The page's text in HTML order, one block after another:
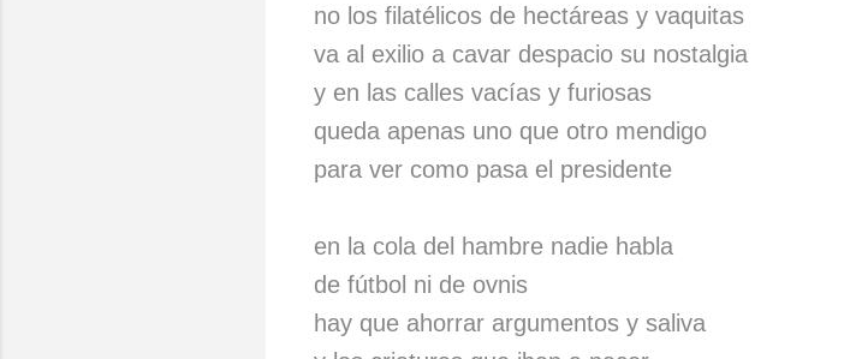
no los filatélicos de hectáreas y vaquitas
va al exilio a cavar despacio su nostalgia
y en las calles vacías y furiosas
queda apenas uno que otro mendigo
para ver como pasa el presidente
en la cola del hambre nadie habla
de fútbol ni de ovnis
hay que ahorrar argumentos y saliva